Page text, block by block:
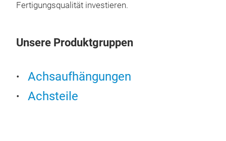
Fertigungsqualität investieren.
Unsere Produktgruppen
Achsaufhängungen
Achsteile